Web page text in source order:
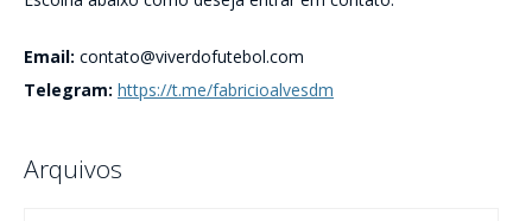
Email: contato@viverdofutebol.com
Telegram: https://t.me/fabricioalvesdm
Arquivos